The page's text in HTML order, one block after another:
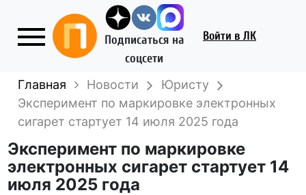
Подписаться на
соцсети
Войти в ЛК
Главная Новости
Юристу
Эксперимент по маркировке электронных
сигарет стартует 14 июля 2025 года
Эксперимент по маркировке
электронных сигарет стартует 14
июля 2025 года